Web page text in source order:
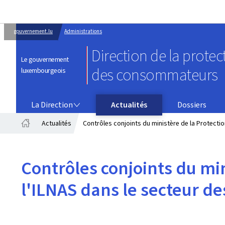
gouvernement.lu Administrations
Le gouvernement
luxembourgeois
Direction de la
des consommateurs
La Direction Actualités Dossiers
Actualités Contrôles conjoints du ministère de la
Contrôles conjoints du
l'ILNAS dans le secteur